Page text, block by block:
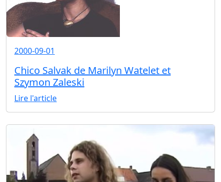
2000-09-01
Chico Salvak de Marilyn Watelet et
Szymon Zaleski
Lire l'article